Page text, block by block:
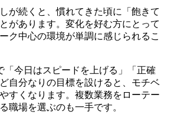
が続くと、慣れてきた頃に「飽きて
があります。変化を好む方にとって
ク中心の環境が単調に感じられるこ
「今日はスピードを上げる」「正確
自分なりの目標を設けると、モチベ
すくなります。複数業務をローテー
職場を選ぶのも一手です。